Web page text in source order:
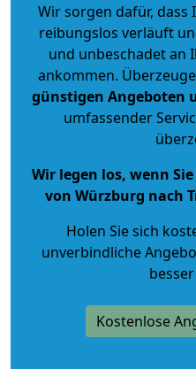
Wir sorgen dafür, dass
reibungslos verläuft
und unbeschadet an
ankommen.
günstigen Angeboten
umfassender
Wir legen los, wenn
von Würzburg nach
Holen Sie sich
unverbindliche
Kostenlose